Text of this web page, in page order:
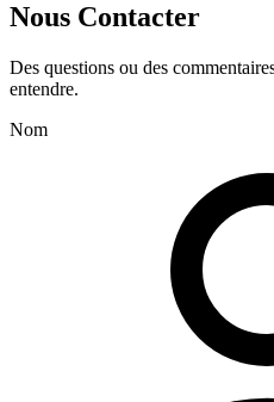
Nous Contacter
Des questions ou des
entendre.
Nom